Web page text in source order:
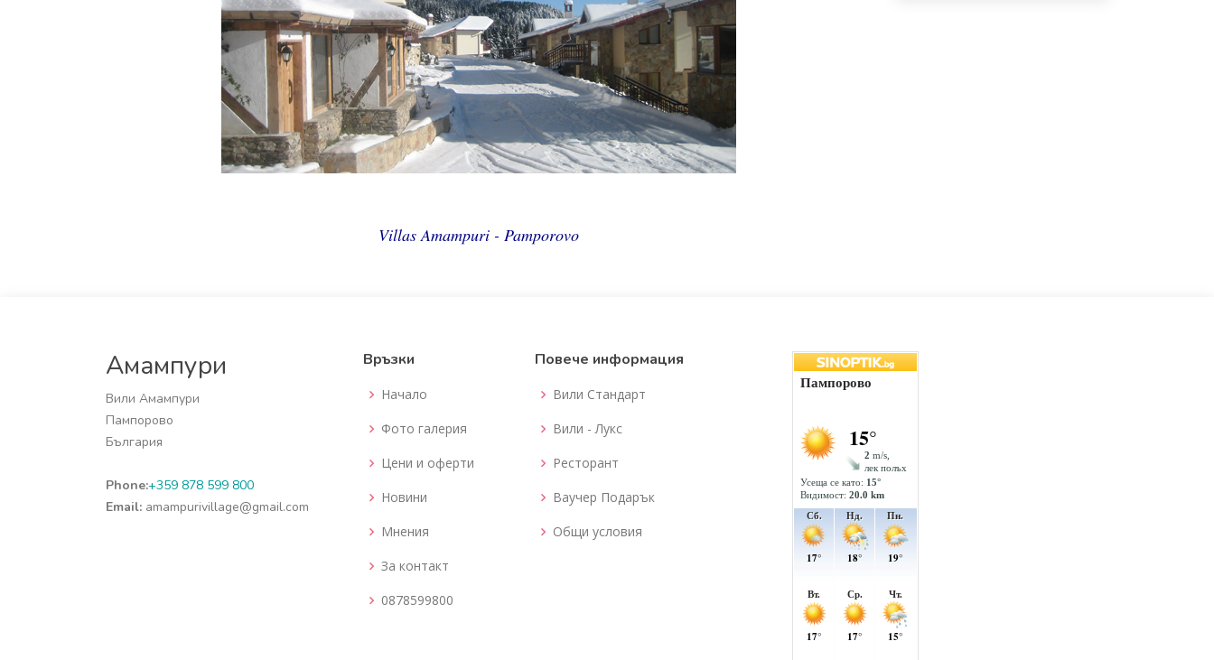
Villas Amampuri - Pamporovo
Амампури
Вили Амампури
Пампорово
България
Phone:+359 878 599 800
Email: amampurivillage@gmail.com
Връзки
Начало
Фото галерия
Цени и оферти
Новини
Мнения
За контакт
0878599800
Повече информация
Вили Стандарт
Вили - Лукс
Ресторант
Ваучер Подарък
Общи условия